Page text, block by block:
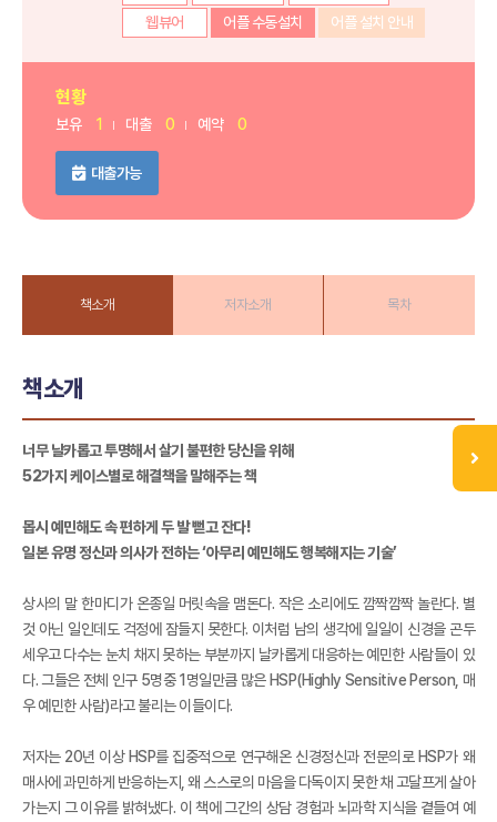
웹뷰어
어플 수동설치 어플 설치 안내
현황
보유 1 대출 0 예약 0
대출가능
책소개 저자소개 목차
책소개
너무 날카롭고 투명해서 살기 불편한 당신을 위해
52가지 케이스별로 해결책을 말해주는 책
몹시 예민해도 속 편하게 두 발 뻗고 잔다!
일본 유명 정신과 의사가 전하는 ‘아무리 예민해도 행복해지는 기술’
상사의 말 한마디가 온종일 머릿속을 맴돈다. 작은 소리에도 깜짝깜짝 놀란다. 별
것 아닌 일인데도 걱정에 잠들지 못한다. 이처럼 남의 생각에 일일이 신경을 곤두
세우고 다수는 눈치 채지 못하는 부분까지 날카롭게 대응하는 예민한 사람들이 있
다. 그들은 전체 인구 5명중 1명일만큼 많은 HSP(Highly Sensitive Person, 매
우 예민한 사람)라고 불리는 이들이다.
저자는 20년 이상 HSP를 집중적으로 연구해온 신경정신과 전문의로 HSP가 왜
매사에 과민하게 반응하는지, 왜 스스로의 마음을 다독이지 못한 채 고달프게 살아
가는지 그 이유를 밝혀냈다. 이 책에 그간의 상담 경험과 뇌과학 지식을 곁들여 예